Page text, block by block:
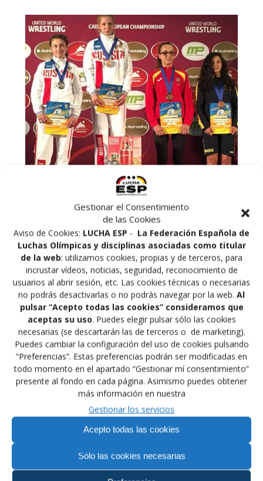
Gestionar el Consentimiento
de las Cookies
Aviso de Cookies: LUCHA ESP - La Federación Española de
Luchas Olímpicas y disciplinas asociadas como titular
de la web: utilizamos cookies, propias y de terceros, para
incrustar vídeos, noticias, seguridad, reconocimiento de
usuarios al abrir sesión, etc. Las cookies técnicas o necesarias
no podrás desactivarlas o no podrás navegar por la web. Al
pulsar “Acepto todas las cookies” consideramos que
aceptas su uso. Puedes elegir pulsar sólo las cookies
necesarias (se descartarán las de terceros o de marketing).
Puedes cambiar la configuración del uso de cookies pulsando
“Preferencias”. Estas preferencias podrán ser modificadas en
todo momento en el apartado “Gestionar mí consentimiento”
presente al fondo en cada página. Asimismo puedes obtener
más información en nuestra
Gestionar los servicios
Acepto todas las cookies
Sólo las cookies necesarias
Nuestra Luchadora Ana María Torres ha conseguido la
medalla de bronce en la categoría de 43Kg en el
Campeonato de Europa Cadete que se disputa en
Estocolmo (Suecia) Ana María se impuso en octavos a
la Estonia Polina Sahno por 8-0 y en cuartos a la
Ucraniana Kateryna Chalenko por 5-0, en semifinales
no pudo con la finalista Rusa Irina Alekseeva y perdió
por un ajustado 2-0 lo que la llevaría a disputar la lucha
por la Medalla de Bronce contra la Bielorrusa Viktoryia
Apalonik y ganar la presea con un resultado de 6-4, sin
duda alguna una medalla más que merecida contra
rivales de un gran nivel, Muchas Felicidades Ana por la
medalla y al equipo por el esfuerzo realizado.
Navegación
de
entradas
Anterior:
Europeos de Grappling
entrada: